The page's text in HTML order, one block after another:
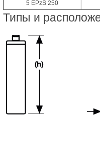
5 EPzS 250
Типы и